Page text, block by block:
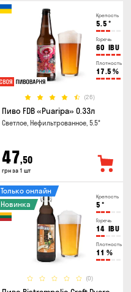
Крепость
5.5 °
Горечь
60 IBU
Плотность
17.5 %
(26)
Пиво FDB «Puaripa» 0.33л
Светлое, Нефильтрованное, 5.5°
47,50
грн за 1 шт
Крепость
5 °
Горечь
14 IBU
Плотность
11 %
(0)
Только онлайн
Новинка